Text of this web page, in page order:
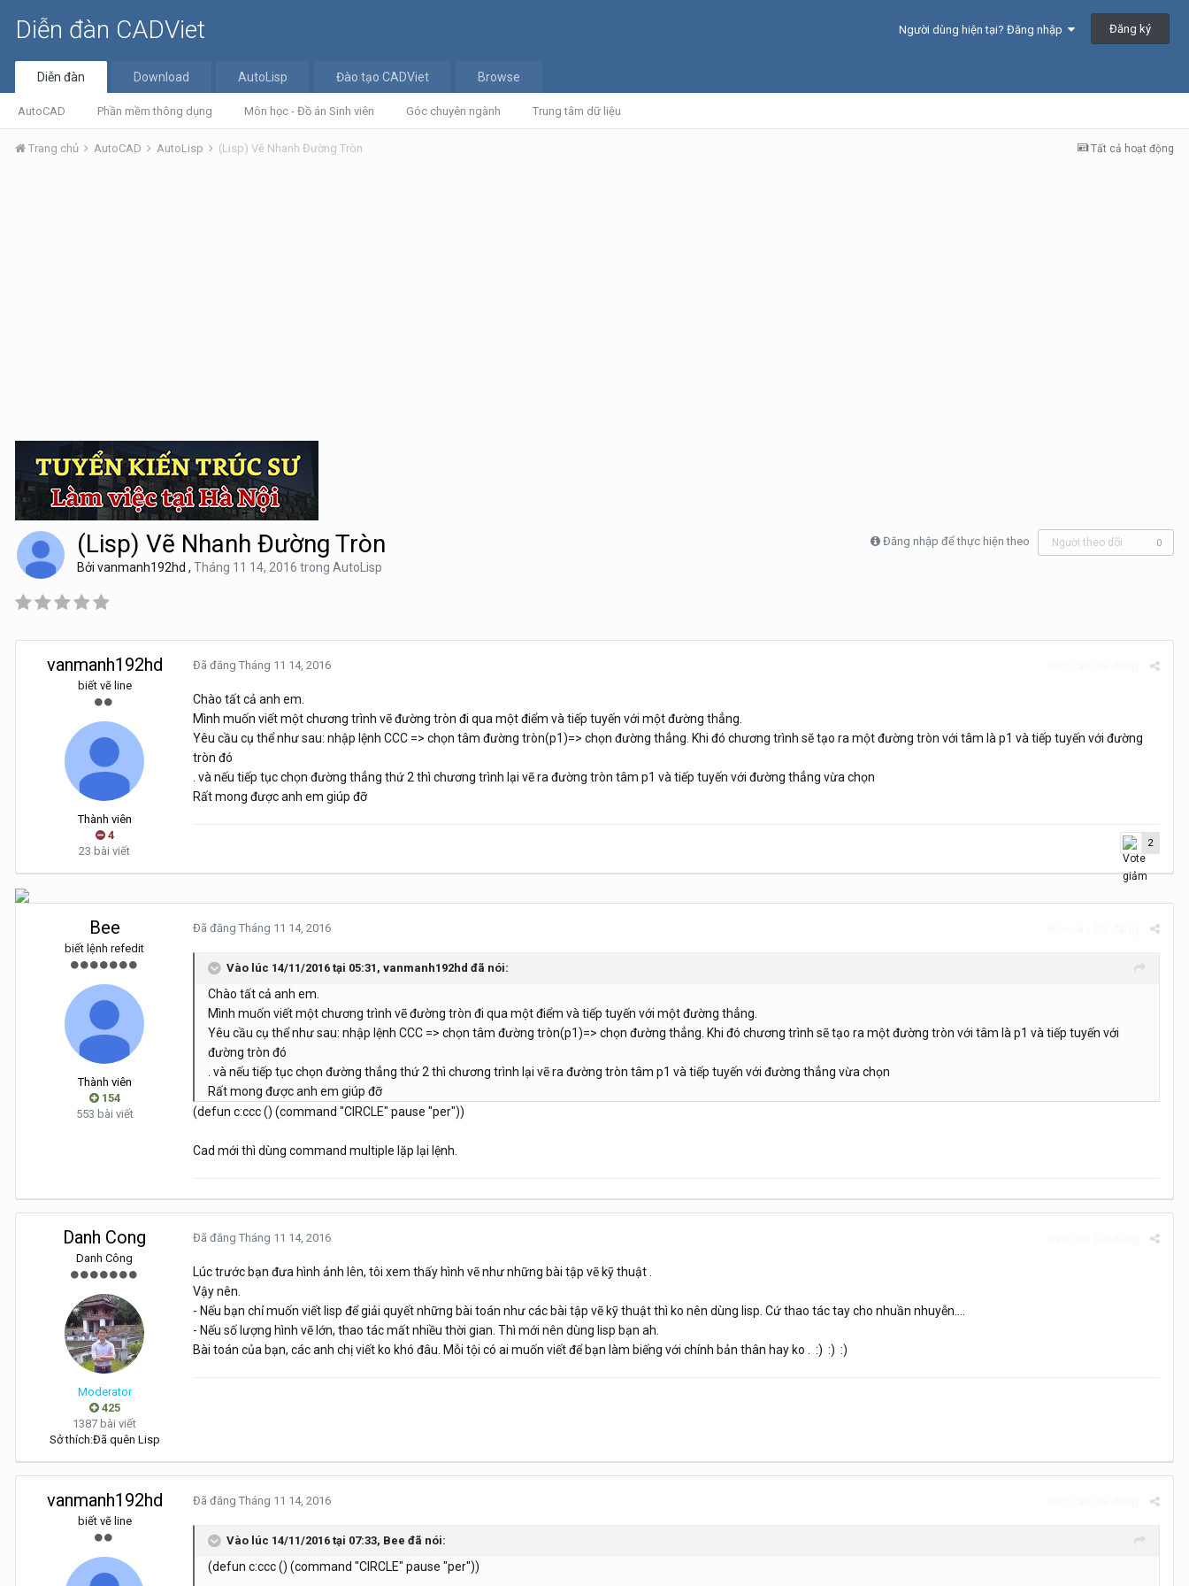
Diễn đàn CADViet Người dùng hiện tại? Đăng nhập Đăng ký
Diễn đàn
AutoCAD Phần mềm thông dụng Môn học - Đồ án Sinh viên Góc chuyên ngành Trung tâm dữ liệu
Download AutoLisp Đào tạo CADViet Browse
Tất cả hoạt động
Trang chủ AutoCAD AutoLisp (Lisp) Vẽ Nhanh Đường Tròn
Đăng nhập để thực hiện theo Người theo dõi 0
(Lisp) Vẽ Nhanh Đường Tròn
Bởi vanmanh192hd , Tháng 11 14, 2016 trong AutoLisp
vanmanh192hd
biết vẽ line
Thành viên
4
23 bài viết
Đã đăng Tháng 11 14, 2016
Chào tất cả anh em.
Mình muốn viết một chương trình vẽ đường tròn đi qua một điểm và tiếp tuyến với một đường thẳng.
Yêu cầu cụ thể như sau: nhập lệnh CCC => chọn tâm đường tròn(p1)=> chọn đường thẳng. Khi đó chương trình sẽ tạo ra một đường tròn với tâm là p1 và tiếp tuyến với đường
tròn đó
. và nếu tiếp tục chọn đường thẳng thứ 2 thì chương trình lại vẽ ra đường tròn tâm p1 và tiếp tuyến với đường thẳng vừa chọn
Rất mong được anh em giúp đỡ
2
Bee
biết lệnh refedit
Thành viên
154
553 bài viết
Đã đăng Tháng 11 14, 2016
Vào lúc 14/11/2016 tại 05:31, vanmanh192hd đã nói:
Chào tất cả anh em.
Mình muốn viết một chương trình vẽ đường tròn đi qua một điểm và tiếp tuyến với một đường thẳng.
Yêu cầu cụ thể như sau: nhập lệnh CCC => chọn tâm đường tròn(p1)=> chọn đường thẳng. Khi đó chương trình sẽ tạo ra một đường tròn với tâm là p1 và tiếp tuyến với
đường tròn đó
. và nếu tiếp tục chọn đường thẳng thứ 2 thì chương trình lại vẽ ra đường tròn tâm p1 và tiếp tuyến với đường thẳng vừa chọn
Rất mong được anh em giúp đỡ
(defun c:ccc () (command "CIRCLE" pause "per"))
Cad mới thì dùng command multiple lặp lại lệnh.
Danh Cong
Danh Công
Moderator
425
1387 bài viết
Sở thích:Đã quên Lisp
Đã đăng Tháng 11 14, 2016
Lúc trước bạn đưa hình ảnh lên, tôi xem thấy hình vẽ như những bài tập vẽ kỹ thuật .
Vậy nên.
- Nếu bạn chỉ muốn viết lisp để giải quyết những bài toán như các bài tập vẽ kỹ thuật thì ko nên dùng lisp. Cứ thao tác tay cho nhuần nhuyễn....
- Nếu số lượng hình vẽ lớn, thao tác mất nhiều thời gian. Thì mới nên dùng lisp bạn ah.
Bài toán của bạn, các anh chị viết ko khó đâu. Mỗi tội có ai muốn viết để bạn làm biếng với chính bản thân hay ko . :) :) :)
vanmanh192hd
biết vẽ line
Đã đăng Tháng 11 14, 2016
Vào lúc 14/11/2016 tại 07:33, Bee đã nói:
(defun c:ccc () (command "CIRCLE" pause "per"))